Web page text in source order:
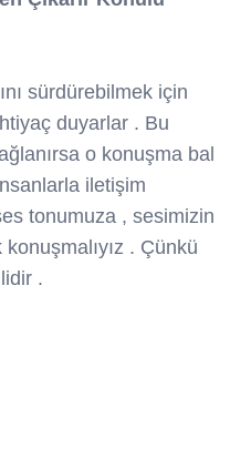
sürdürebilmek için
duyarlar . Bu
o konuşma bal
iletişim
tonumuza , sesimizin
. Çünkü
.